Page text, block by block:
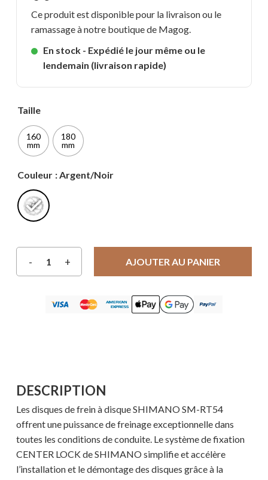
Ce produit est disponible pour la livraison ou le
ramassage à notre boutique de Magog.
En stock - Expédié le jour même ou le
lendemain (livraison rapide)
Taille
160
mm
180
mm
Couleur : Argent/Noir
AJOUTER AU PANIER
DESCRIPTION
Les disques de frein à disque SHIMANO SM-RT54
offrent une puissance de freinage exceptionnelle dans
toutes les conditions de conduite. Le système de fixation
CENTER LOCK de SHIMANO simplifie et accélère
l’installation et le démontage des disques grâce à la